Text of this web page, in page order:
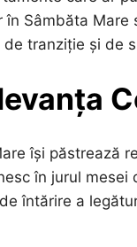
Sâmbăta
tranziție și de
își păstrează
în jurul
întărire a